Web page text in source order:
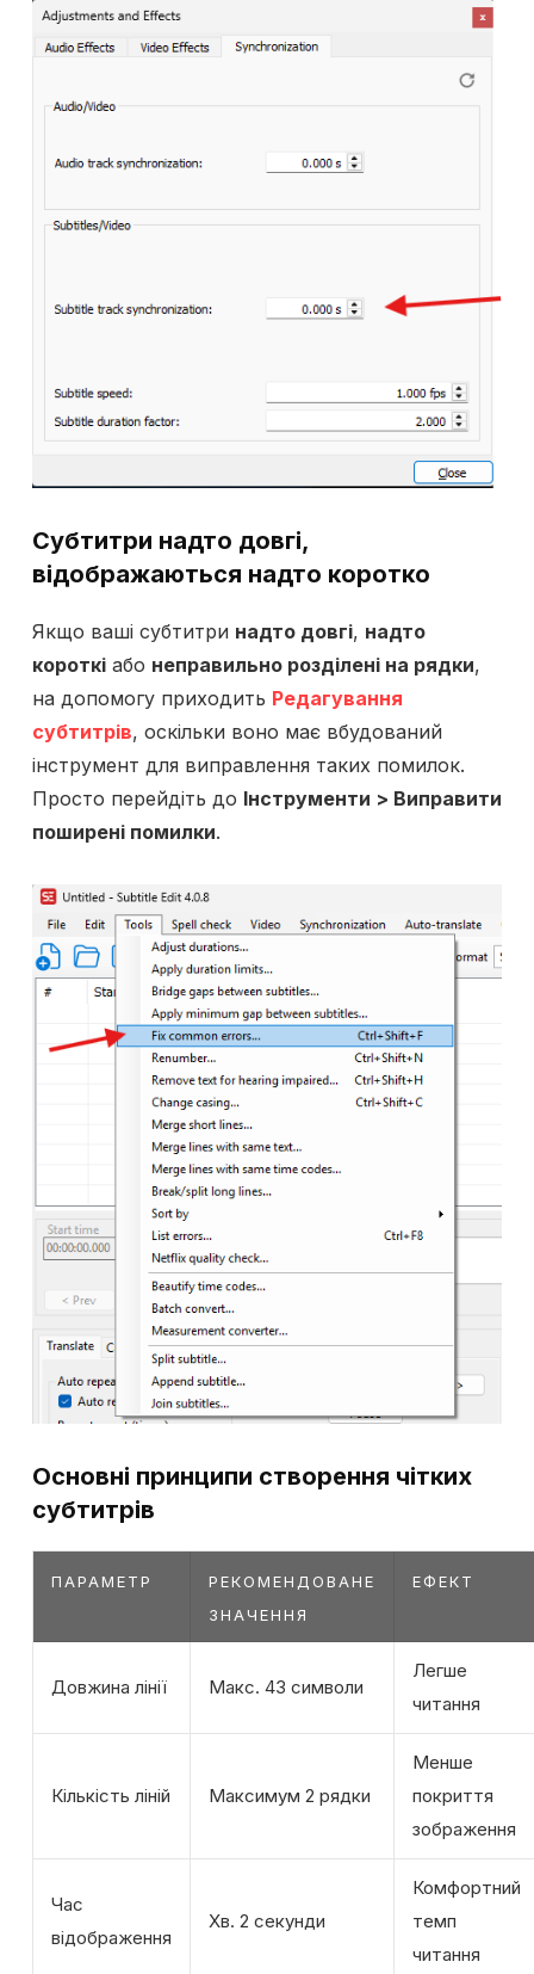
Субтитри надто довгі,
відображаються надто коротко
Якщо ваші субтитри надто довгі, надто
короткі або неправильно розділені на рядки,
на допомогу приходить Редагування
субтитрів, оскільки воно має вбудований
інструмент для виправлення таких помилок.
Просто перейдіть до Інструменти > Виправити
поширені помилки.
Основні принципи створення чітких
субтитрів
ПАРАМЕТР
РЕКОМЕНДОВАНЕ
ЗНАЧЕННЯ
ЕФЕКТ
Довжина лінії Макс. 43 символи
Легше
читання
Кількість ліній Максимум 2 рядки
Менше
покриття
зображення
Час
відображення
Хв. 2 секунди
Комфортний
темп
читання